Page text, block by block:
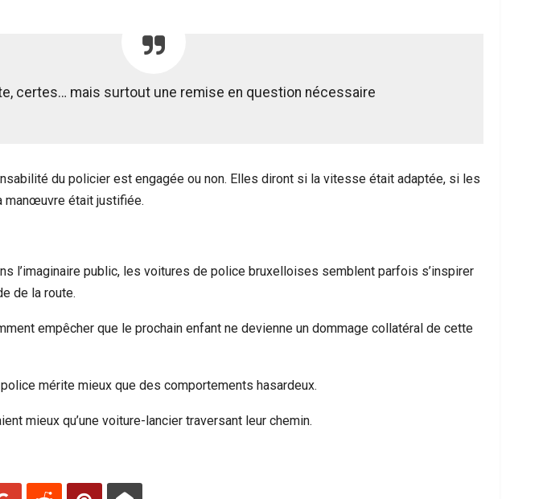
certes… mais surtout une remise en question nécessaire
du policier est engagée ou non. Elles diront si la vitesse était adaptée, si les
manœuvre était justifiée.
l’imaginaire public, les voitures de police bruxelloises semblent parfois s’inspirer
de la route.
empêcher que le prochain enfant ne devienne un dommage collatéral de cette
mérite mieux que des comportements hasardeux.
mieux qu’une voiture-lancier traversant leur chemin.